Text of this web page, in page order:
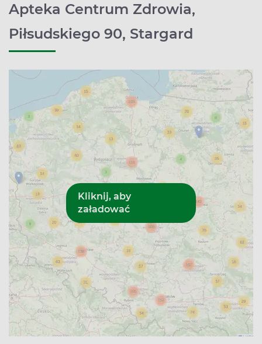
Apteka Centrum Zdrowia,
Piłsudskiego 90, Stargard